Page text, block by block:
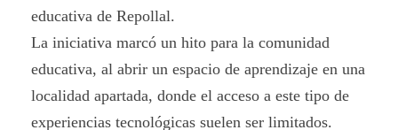
educativa de Repollal.
La iniciativa marcó un hito para la comunidad
educativa, al abrir un espacio de aprendizaje en una
localidad apartada, donde el acceso a este tipo de
experiencias tecnológicas suelen ser limitados.